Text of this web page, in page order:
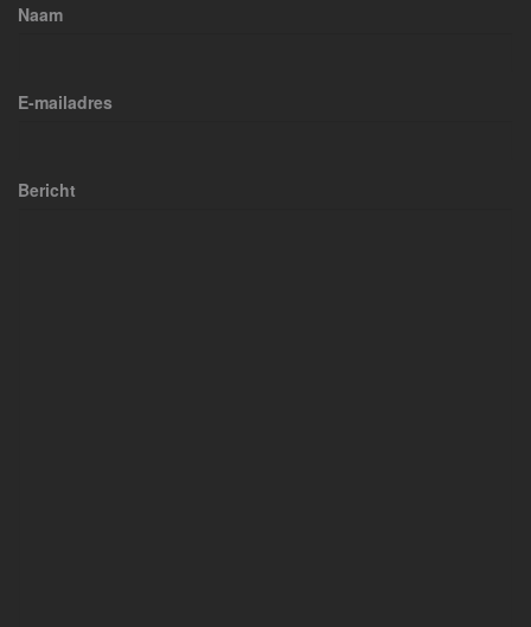
Naam
E-mailadres
Bericht